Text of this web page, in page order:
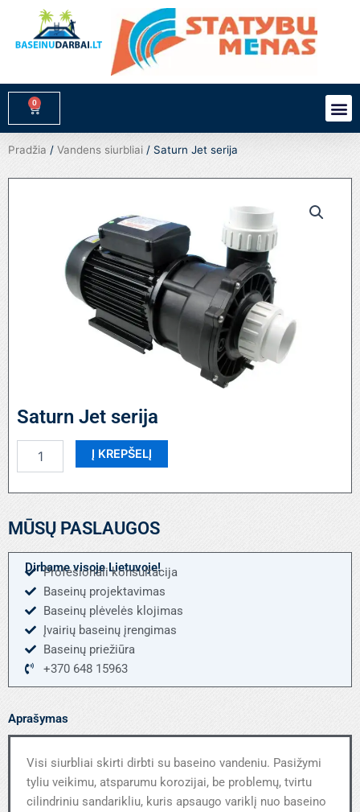
turinio
0
Cart
Pradžia / Vandens siurbliai / Saturn Jet serija
Saturn Jet serija
kiekis:
Jet
Į KREPŠELĮ
MŪSŲ PASLAUGOS
Dirbame visoje Lietuvoje!
Profesionali konsultacija
Baseinų projektavimas
Baseinų plėvelės klojimas
Įvairių baseinų įrengimas
Baseinų priežiūra
+370 648 15963
Aprašymas
Visi siurbliai skirti dirbti su baseino vandeniu. Pasižymi
tyliu veikimu, atsparumu korozijai, be problemų, tvirtu
cilindriniu sandarikliu, kuris apsaugo variklį nuo baseino